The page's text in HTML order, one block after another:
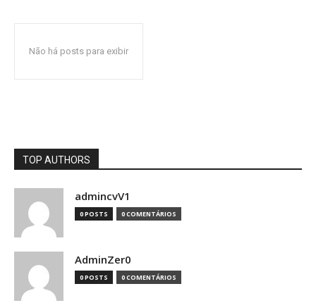
Não há posts para exibir
TOP AUTHORS
admincvV1
0 POSTS 0 COMENTÁRIOS
AdminZer0
0 POSTS 0 COMENTÁRIOS